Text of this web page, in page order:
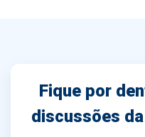
Fique por
discussões